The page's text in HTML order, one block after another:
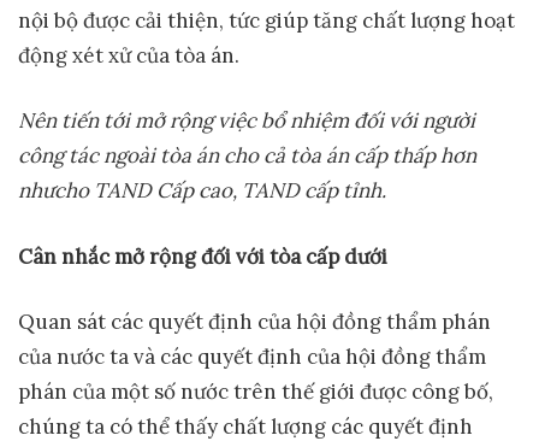
nội bộ được cải thiện, tức giúp tăng chất lượng hoạt
động xét xử của tòa án.
Nên tiến tới mởrộng việc bổnhiệm đối với người
công tác ngoài tòa án cho cả tòa án cấp thấp hơn
nhưcho TAND Cấp cao, TAND cấp tỉnh.
Cân nhắc mở rộng đối với tòa cấp dưới
Quan sát các quyết định của hội đồng thẩm phán
của nước ta và các quyết định của hội đồng thẩm
phán của một số nước trên thế giới được công bố,
chúng ta có thể thấy chất lượng các quyết định